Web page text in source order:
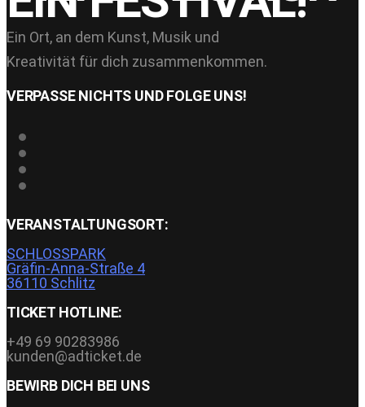
Ein Ort, an dem Kunst, Musik und
Kreativität für dich zusammenkommen.
VERPASSE NICHTS UND FOLGE UNS!
VERANSTALTUNGSORT:
SCHLOSSPARK
Gräfin-Anna-Straße 4
36110 Schlitz
TICKET HOTLINE:
+49 69 90283986
kunden@adticket.de
BEWIRB DICH BEI UNS